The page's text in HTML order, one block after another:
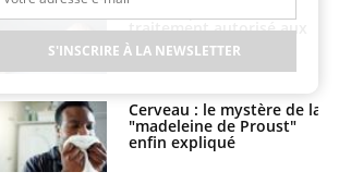
traitement autorisé aux
États-Unis ?
Cerveau : le mystère de la
"madeleine de Proust"
enfin expliqué
S'INSCRIRE À LA NEWSLETTER